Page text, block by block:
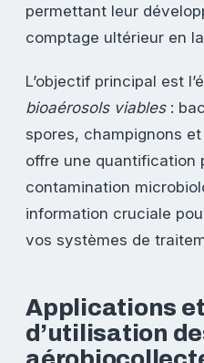
permettant leur
comptage ultérieur en
L’objectif principal est
bioaérosols viables:
spores, champignons
offre une quantification
contamination
information cruciale
vos systèmes de
Applications
d’utilisation